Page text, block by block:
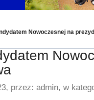
Nowoczesnej na
przez: admin, w